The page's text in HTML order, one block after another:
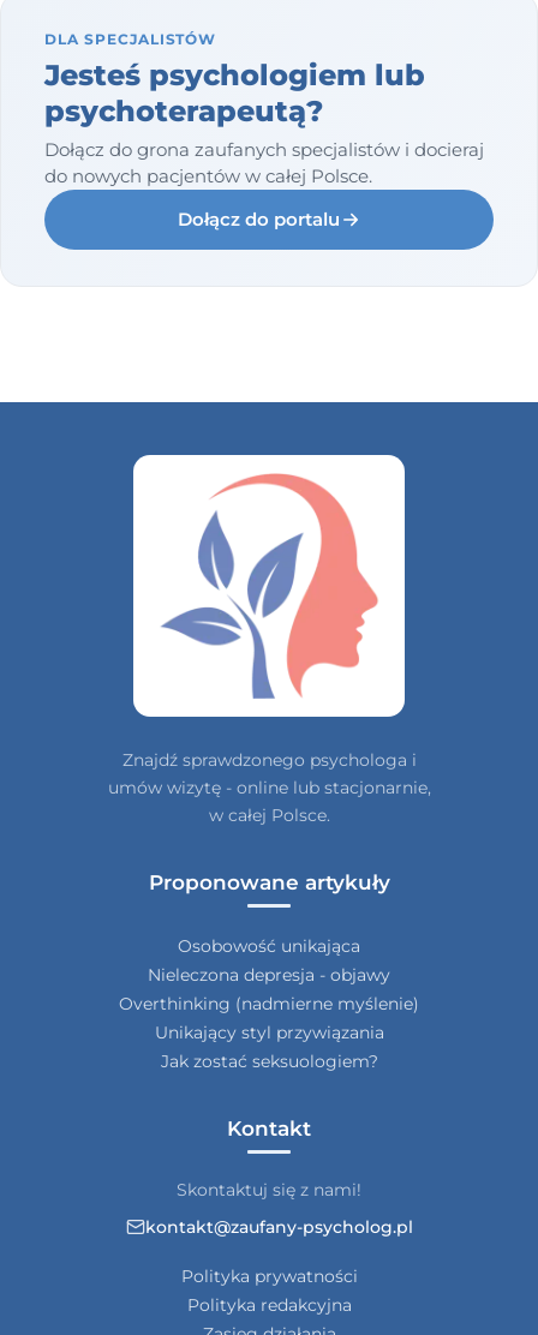
DLA SPECJALISTÓW
Jesteś psychologiem lub
psychoterapeutą?
Dołącz do grona zaufanych specjalistów i docieraj
do nowych pacjentów w całej Polsce.
Dołącz do portalu
Znajdź sprawdzonego psychologa i
umów wizytę - online lub stacjonarnie,
w całej Polsce.
Proponowane artykuły
Osobowość unikająca
Nieleczona depresja - objawy
Overthinking (nadmierne myślenie)
Unikający styl przywiązania
Jak zostać seksuologiem?
Kontakt
Skontaktuj się z nami!
kontakt@zaufany-psycholog.pl
Polityka prywatności
Polityka redakcyjna